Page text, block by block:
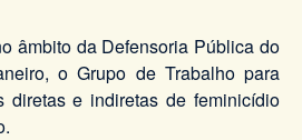
âmbito da Defensoria Pública do
o Grupo de Trabalho para
diretas e indiretas de feminicídio